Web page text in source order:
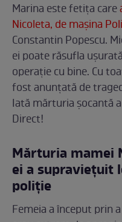
Marina este fetița care
Nicoleta, de mașina
Constantin Popescu.
ei poate răsufla
operație cu bine. Cu
fost anunțată de
Iată mărturia șocantă
Direct!
Mărturia mamei
ei a supraviețuit
poliție
Femeia a început prin